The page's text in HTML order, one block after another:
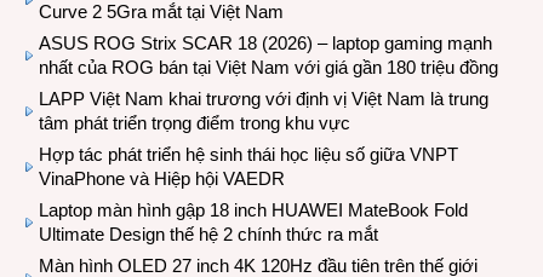
Curve 2 5Gra mắt tại Việt Nam
ASUS ROG Strix SCAR 18 (2026) – laptop gaming mạnh
nhất của ROG bán tại Việt Nam với giá gần 180 triệu đồng
LAPP Việt Nam khai trương với định vị Việt Nam là trung
tâm phát triển trọng điểm trong khu vực
Hợp tác phát triển hệ sinh thái học liệu số giữa VNPT
VinaPhone và Hiệp hội VAEDR
Laptop màn hình gập 18 inch HUAWEI MateBook Fold
Ultimate Design thế hệ 2 chính thức ra mắt
Màn hình OLED 27 inch 4K 120Hz đầu tiên trên thế giới